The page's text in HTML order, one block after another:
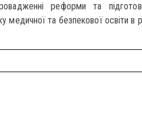
реформи та
медичної та безпекової освіти в